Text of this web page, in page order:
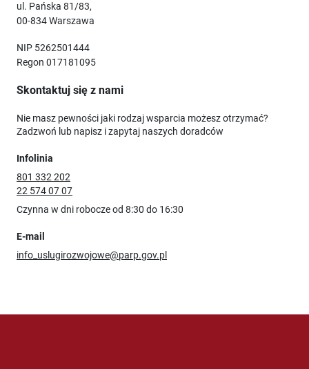
ul. Pańska 81/83,
00-834 Warszawa
NIP 5262501444
Regon 017181095
Skontaktuj się z nami
Nie masz pewności jaki rodzaj wsparcia możesz otrzymać?
Zadzwoń lub napisz i zapytaj naszych doradców
Infolinia
801 332 202
22 574 07 07
Czynna w dni robocze od 8:30 do 16:30
E-mail
info_uslugirozwojowe@parp.gov.pl